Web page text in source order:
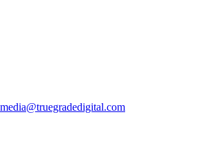
media@truegradedigital.com